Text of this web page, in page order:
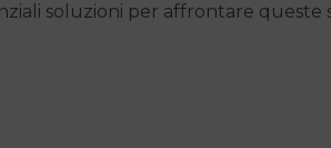
soluzioni per affrontare queste